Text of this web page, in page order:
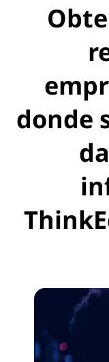
donde